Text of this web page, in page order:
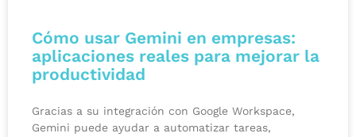
Cómo usar Gemini en empresas:
aplicaciones reales para mejorar la
productividad
Gracias a su integración con Google Workspace,
Gemini puede ayudar a automatizar tareas,